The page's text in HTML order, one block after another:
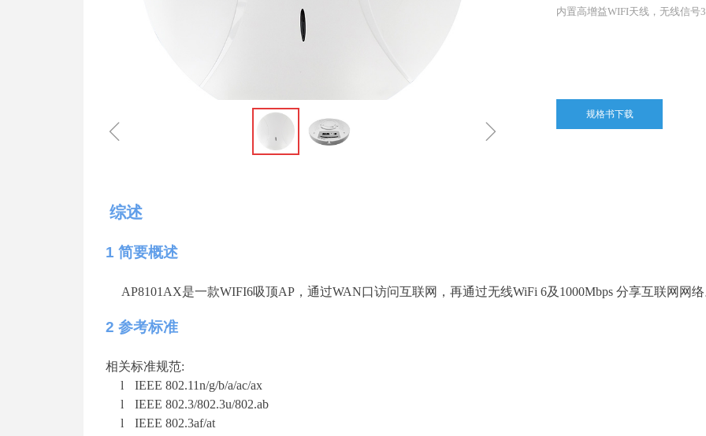
ꁆ ꁇ
综述
1 简要概述
AP8101AX是一款WIFI6吸顶AP ，通过WAN口访问互联网，再通过无线WiFi 6及 1000Mbps 分享互联网网
2 参考标准
相关标准规范:
l
IEEE 802.11n/g/b/a/ac/ax
l
IEEE 802.3/802.3u/802.ab
l
IEEE 802.3af/at
内置高增益WIFI天线，无线信号
规格书下载